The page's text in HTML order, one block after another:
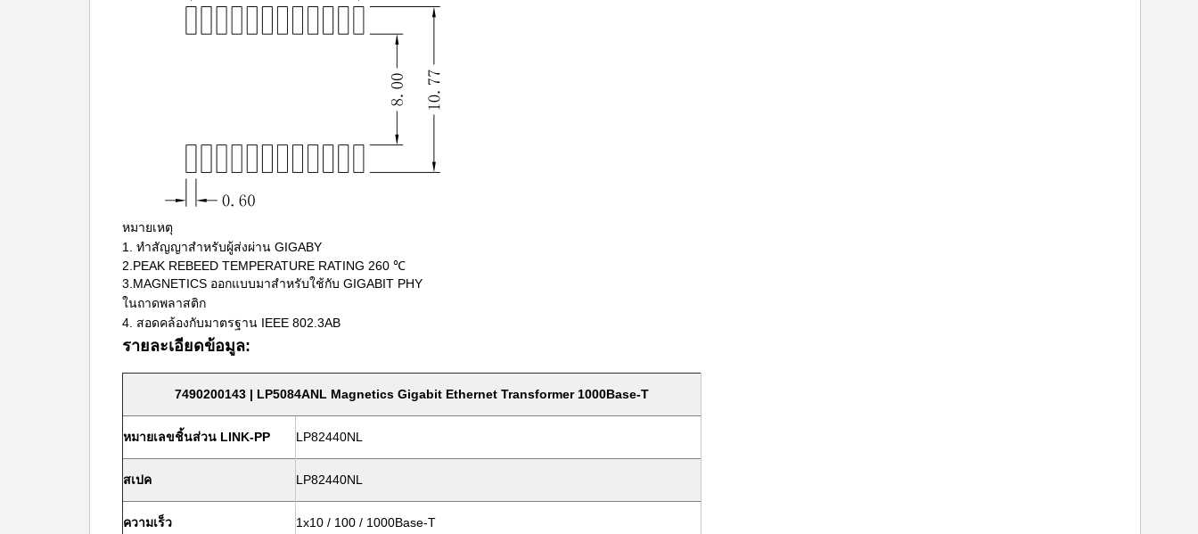
หมายเหตุ
1. ทำสัญญาสำหรับผู้ส่งผ่าน GIGABY
2.PEAK REBEED TEMPERATURE RATING 260 ℃
3.MAGNETICS ออกแบบมาสำหรับใช้กับ GIGABIT PHY
ในถาดพลาสติก
4. สอดคล้องกับมาตรฐาน IEEE 802.3AB
รายละเอียดข้อมูล:
7490200143 | LP5084ANL Magnetics Gigabit Ethernet Transformer 1000Base-T
หมายเลขชิ้นส่วน LINK-PP LP82440NL
สเปค LP82440NL
ความเร็ว 1x10 / 100 / 1000Base-T